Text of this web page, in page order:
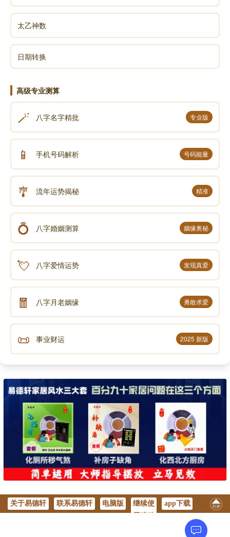
太乙神数
日期转换
高级专业测算
🪄 八字名字精批 专业版
📱 手机号码解析 号码能量
🎐 流年运势揭秘 精准
💍 八字婚姻测算 姻缘奥秘
💘 八字爱情运势 发现真爱
🧧 八字月老姻缘 勇敢求爱
📜 事业财运 2025 新版
关于易德轩 联系易德轩 电脑版
继续使
app下载